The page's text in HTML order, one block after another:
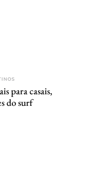
para casais,
do surf